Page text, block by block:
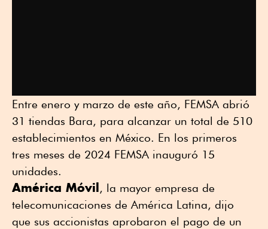
Entre enero y marzo de este año, FEMSA abrió
31 tiendas Bara, para alcanzar un total de 510
establecimientos en México. En los primeros
tres meses de 2024 FEMSA inauguró 15
unidades.
América Móvil , la mayor empresa de
telecomunicaciones de América Latina, dijo
que sus accionistas aprobaron el pago de un